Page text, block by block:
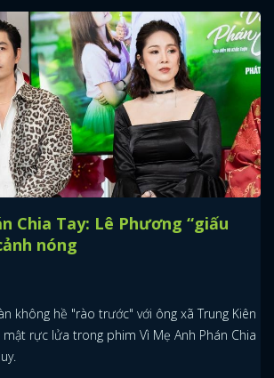
Chia Tay: Lê Phương “giấu
nóng
không hề "rào trước" với ông xã Trung Kiên
rực lửa trong phim Vì Mẹ Anh Phán Chia